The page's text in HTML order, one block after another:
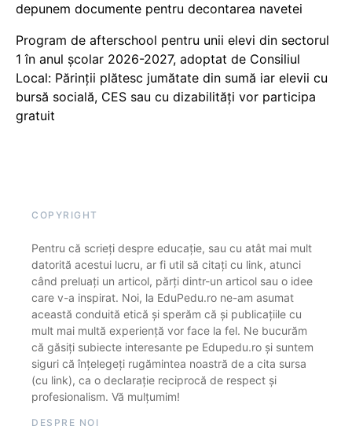
depunem documente pentru decontarea navetei
Program de afterschool pentru unii elevi din sectorul
1 în anul școlar 2026-2027, adoptat de Consiliul
Local: Părinții plătesc jumătate din sumă iar elevii cu
bursă socială, CES sau cu dizabilităţi vor participa
gratuit
COPYRIGHT
Pentru că scrieți despre educație, sau cu atât mai mult
datorită acestui lucru, ar fi util să citați cu link, atunci
când preluați un articol, părți dintr-un articol sau o idee
care v-a inspirat. Noi, la EduPedu.ro ne-am asumat
această conduită etică și sperăm că și publicațiile cu
mult mai multă experiență vor face la fel. Ne bucurăm
că găsiți subiecte interesante pe Edupedu.ro și suntem
siguri că înțelegeți rugămintea noastră de a cita sursa
(cu link), ca o declarație reciprocă de respect și
profesionalism. Vă mulțumim!
DESPRE NOI